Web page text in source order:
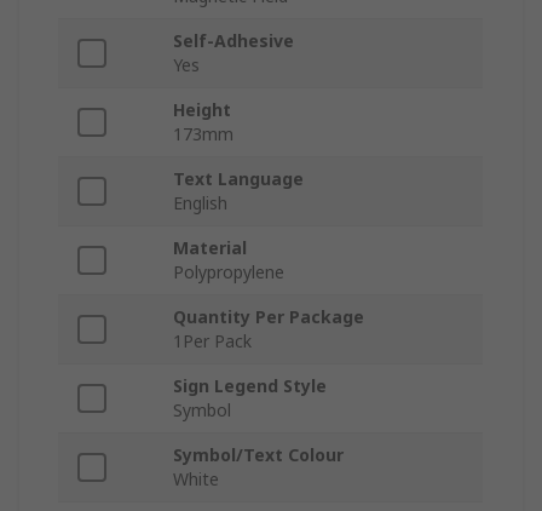
Self-Adhesive
Yes
Height
173mm
Text Language
English
Material
Polypropylene
Quantity Per Package
1Per Pack
Sign Legend Style
Symbol
Symbol/Text Colour
White